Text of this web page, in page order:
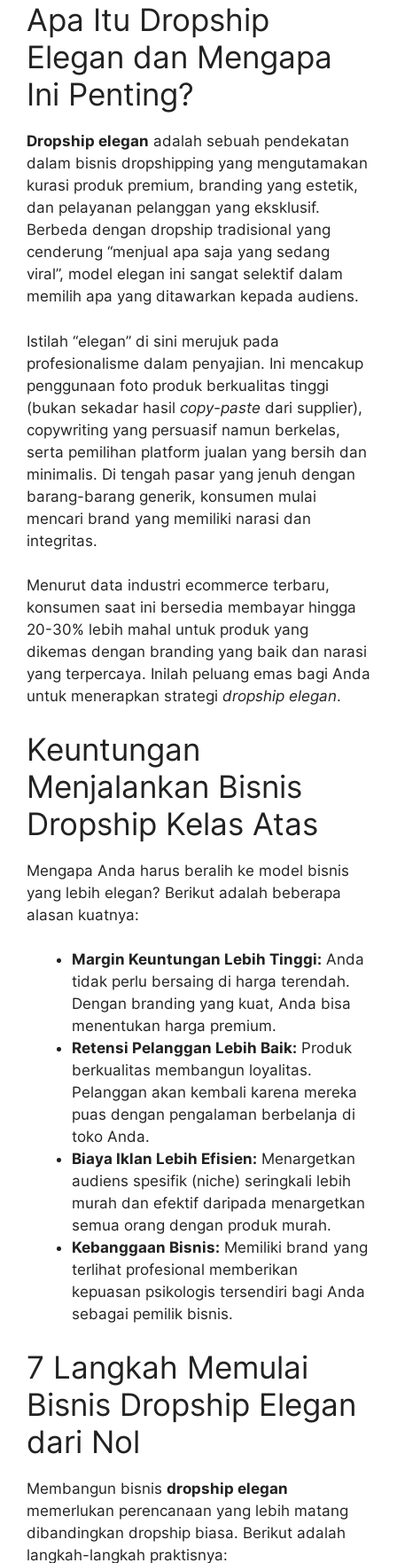
Apa Itu Dropship
Elegan dan Mengapa
Ini Penting?
Dropship elegan adalah sebuah pendekatan
dalam bisnis dropshipping yang mengutamakan
kurasi produk premium, branding yang estetik,
dan pelayanan pelanggan yang eksklusif.
Berbeda dengan dropship tradisional yang
cenderung “menjual apa saja yang sedang
viral”, model elegan ini sangat selektif dalam
memilih apa yang ditawarkan kepada audiens.
Istilah “elegan” di sini merujuk pada
profesionalisme dalam penyajian. Ini mencakup
penggunaan foto produk berkualitas tinggi
(bukan sekadar hasil copy-paste dari supplier),
copywriting yang persuasif namun berkelas,
serta pemilihan platform jualan yang bersih dan
minimalis. Di tengah pasar yang jenuh dengan
barang-barang generik, konsumen mulai
mencari brand yang memiliki narasi dan
integritas.
Menurut data industri ecommerce terbaru,
konsumen saat ini bersedia membayar hingga
20-30% lebih mahal untuk produk yang
dikemas dengan branding yang baik dan narasi
yang terpercaya. Inilah peluang emas bagi Anda
untuk menerapkan strategi dropship elegan.
Keuntungan
Menjalankan Bisnis
Dropship Kelas Atas
Mengapa Anda harus beralih ke model bisnis
yang lebih elegan? Berikut adalah beberapa
alasan kuatnya:
Margin Keuntungan Lebih Tinggi: Anda
tidak perlu bersaing di harga terendah.
Dengan branding yang kuat, Anda bisa
menentukan harga premium.
Retensi Pelanggan Lebih Baik: Produk
berkualitas membangun loyalitas.
Pelanggan akan kembali karena mereka
puas dengan pengalaman berbelanja di
toko Anda.
Biaya Iklan Lebih Efisien: Menargetkan
audiens spesifik (niche) seringkali lebih
murah dan efektif daripada menargetkan
semua orang dengan produk murah.
Kebanggaan Bisnis: Memiliki brand yang
terlihat profesional memberikan
kepuasan psikologis tersendiri bagi Anda
sebagai pemilik bisnis.
7 Langkah Memulai
Bisnis Dropship Elegan
dari Nol
Membangun bisnis dropship elegan
memerlukan perencanaan yang lebih matang
dibandingkan dropship biasa. Berikut adalah
langkah-langkah praktisnya: